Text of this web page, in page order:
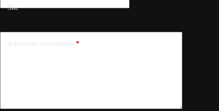
Site
Adicionar comentário *